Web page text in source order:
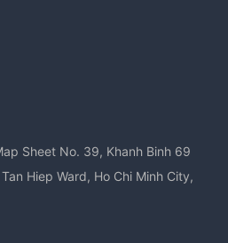
Sheet No. 39, Khanh Binh 69
Hiep Ward, Ho Chi Minh City,